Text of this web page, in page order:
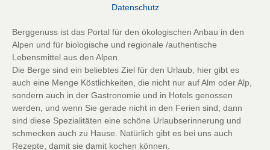
Datenschutz
Berggenuss ist das Portal für den ökologischen Anbau in den
Alpen und für biologische und regionale /authentische
Lebensmittel aus den Alpen.
Die Berge sind ein beliebtes Ziel für den Urlaub, hier gibt es
auch eine Menge Köstlichkeiten, die nicht nur auf Alm oder Alp,
sondern auch in der Gastronomie und in Hotels genossen
werden, und wenn Sie gerade nicht in den Ferien sind, dann
sind diese Spezialitäten eine schöne Urlaubserinnerung und
schmecken auch zu Hause. Natürlich gibt es bei uns auch
Rezepte, damit sie damit kochen können.